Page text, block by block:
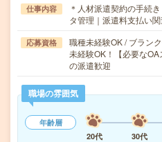
仕事内容
＊人材派遣契約の手続
タ管理｜派遣料支払い
応募資格
職種未経験OK / ブラン
未経験OK！【必要な
の派遣歓迎
職場の雰囲気
年齢層
20代
30代